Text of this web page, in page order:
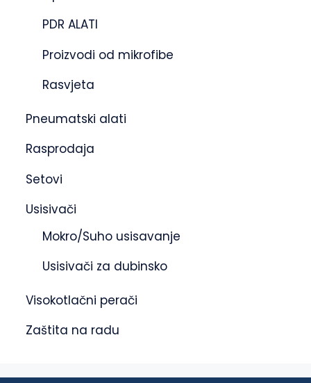
PDR ALATI
Proizvodi od mikrofibe
Rasvjeta
Pneumatski alati
Rasprodaja
Setovi
Usisivači
Mokro/Suho usisavanje
Usisivači za dubinsko
Visokotlačni perači
Zaštita na radu